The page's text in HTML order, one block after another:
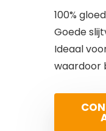
100%
Goede
Ideaal
waardoor